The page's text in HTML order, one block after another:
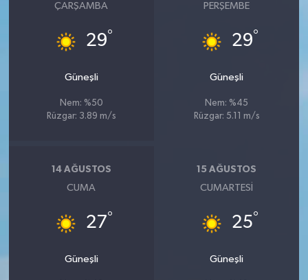
ÇARŞAMBA
29°
Güneşli
Nem: %50
Rüzgar: 3.89 m/s
PERŞEMBE
29°
Güneşli
Nem: %45
Rüzgar: 5.11 m/s
14 AĞUSTOS
CUMA
27°
Güneşli
15 AĞUSTOS
CUMARTESI
25°
Güneşli